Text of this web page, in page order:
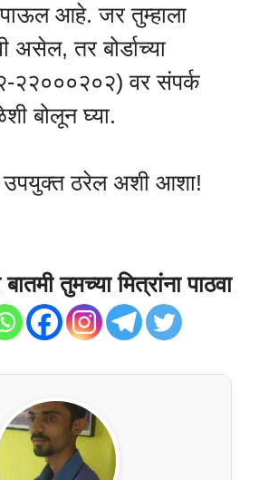
आहे. जर तुम्हाला
तर बोर्डाच्या
२२०००२०२) वर संपर्क
बोलून घ्या.
उपयुक्त ठरेल अशी आशा!
बातमी तुमच्या मित्रांना पाठवा